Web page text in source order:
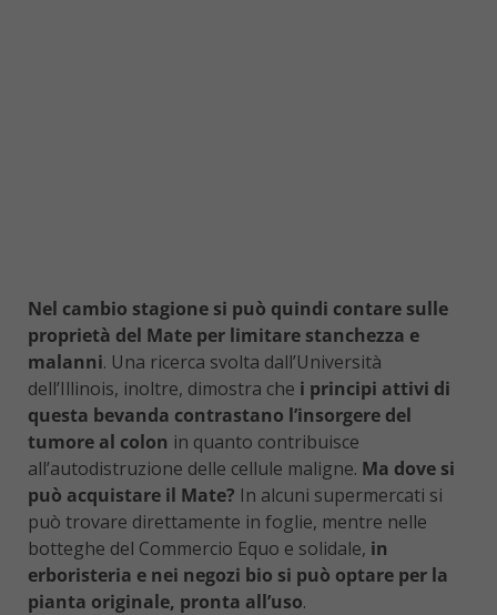
Nel cambio stagione si può quindi contare sulle
proprietà del Mate per limitare stanchezza e
malanni. Una ricerca svolta dall’Università
dell’Illinois, inoltre, dimostra che i principi attivi di
questa bevanda contrastano l’insorgere del
tumore al colon in quanto contribuisce
all’autodistruzione delle cellule maligne. Ma dove si
può acquistare il Mate? In alcuni supermercati si
può trovare direttamente in foglie, mentre nelle
botteghe del Commercio Equo e solidale, in
erboristeria e nei negozi bio si può optare per la
pianta originale, pronta all’uso.